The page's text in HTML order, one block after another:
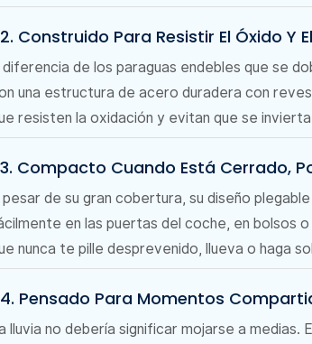
Construido Para Resistir El Óxido Y
diferencia de los paraguas endebles que se
una estructura de acero duradera con
resisten la oxidación y evitan que se
Compacto Cuando Está Cerrado,
pesar de su gran cobertura, su diseño
en las puertas del coche, en bolsos
nunca te pille desprevenido, llueva o haga
Pensado Para Momentos
lluvia no debería significar mojarse a medias.